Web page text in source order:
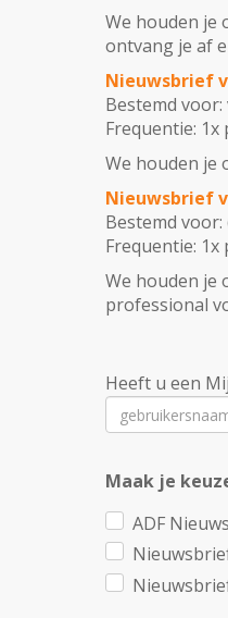
We houden je
ontvang je af
Nieuwsbrief
Bestemd
Frequentie: 1x
We houden je
Nieuwsbrief
Bestemd
Frequentie: 1x
We houden je
professional
Heeft u een
Maak je
ADF